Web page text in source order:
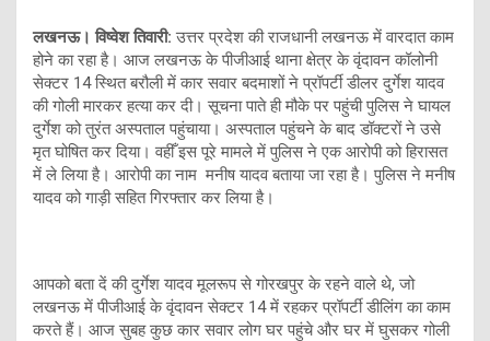
लखनऊ। विष्वेश तिवारी: उत्तर प्रदेश की राजधानी लखनऊ में वारदात काम
होने का रहा है। आज लखनऊ के पीजीआई थाना क्षेत्र के वृंदावन कॉलोनी
सेक्टर 14 स्थित बरौली में कार सवार बदमाशों ने प्रॉपर्टी डीलर दुर्गेश यादव
की गोली मारकर हत्या कर दी। सूचना पाते ही मौके पर पहुंची पुलिस ने घायल
दुर्गेश को तुरंत अस्पताल पहुंचाया। अस्पताल पहुंचने के बाद डॉक्टरों ने उसे
मृत घोषित कर दिया। वहीँ इस पूरे मामले में पुलिस ने एक आरोपी को हिरासत
में ले लिया है। आरोपी का नाम मनीष यादव बताया जा रहा है। पुलिस ने मनीष
यादव को गाड़ी सहित गिरफ्तार कर लिया है।
आपको बता दें की दुर्गेश यादव मूलरूप से गोरखपुर के रहने वाले थे, जो
लखनऊ में पीजीआई के वृंदावन सेक्टर 14 में रहकर प्रॉपर्टी डीलिंग का काम
करते हैं। आज सुबह कुछ कार सवार लोग घर पहुंचे और घर में घुसकर गोली